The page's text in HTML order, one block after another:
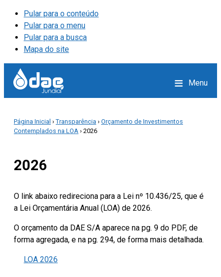
Pular para o conteúdo
Pular para o menu
Pular para a busca
Mapa do site
≡ Menu
Página Inicial › Transparência › Orçamento de Investimentos
Contemplados na LOA › 2026
2026
O link abaixo redireciona para a Lei nº 10.436/25, que é
a Lei Orçamentária Anual (LOA) de 2026.
O orçamento da DAE S/A aparece na pg. 9 do PDF, de
forma agregada, e na pg. 294, de forma mais detalhada.
LOA 2026